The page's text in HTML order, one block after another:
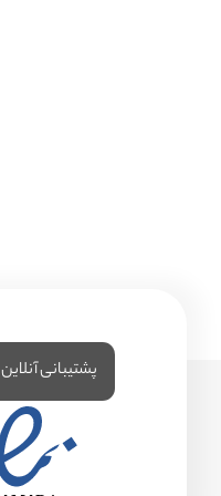
پشتیبانی آنلاین